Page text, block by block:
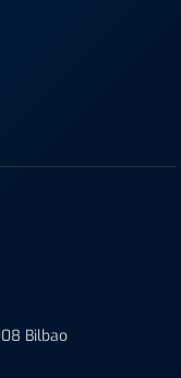
Bilbao